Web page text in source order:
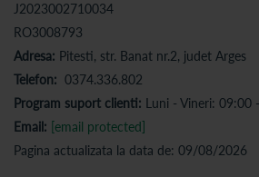
J2023002710034
RO3008793
Adresa: Pitesti, str. Banat nr.2, judet Arges
Telefon: 0374.336.802
Program suport clienti: Luni - Vineri: 09:00
Email: [email protected]
Pagina actualizata la data de: 09/08/2026